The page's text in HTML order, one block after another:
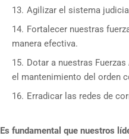
Agilizar el sistema
Fortalecer nuestras
manera efectiva.
Dotar a nuestras
el mantenimiento del orden
Erradicar las redes de
Es fundamental que nuestros